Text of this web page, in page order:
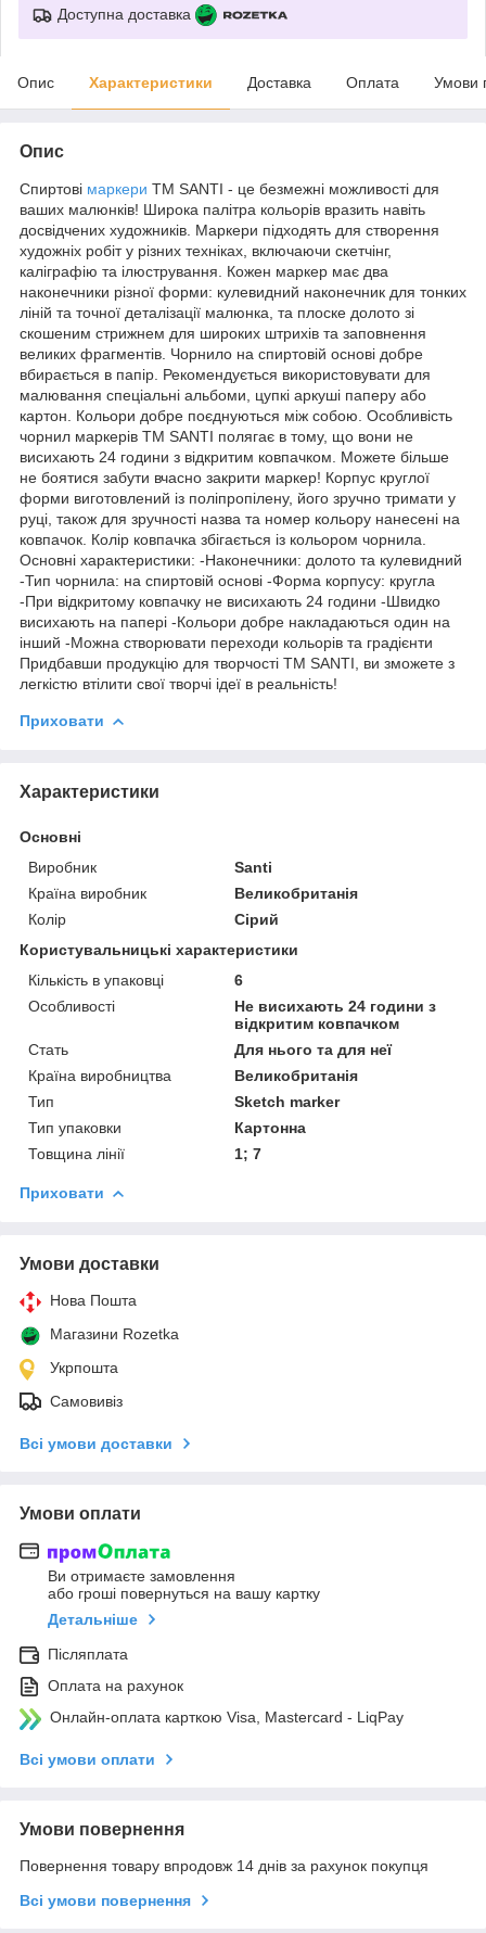
Доступна доставка
Опис Характеристики Доставка Оплата Умови
Опис
Спиртові маркери ТМ SANTI - це безмежні можливості для
ваших малюнків! Широка палітра кольорів вразить навіть
досвідчених художників. Маркери підходять для створення
художніх робіт у різних техніках, включаючи скетчінг,
каліграфію та ілюстрування. Кожен маркер має два
наконечники різної форми: кулевидний наконечник для тонких
ліній та точної деталізації малюнка, та плоске долото зі
скошеним стрижнем для широких штрихів та заповнення
великих фрагментів. Чорнило на спиртовій основі добре
вбирається в папір. Рекомендується використовувати для
малювання спеціальні альбоми, цупкі аркуші паперу або
картон. Кольори добре поєднуються між собою. Особливість
чорнил маркерів ТМ SANTI полягає в тому, що вони не
висихають 24 години з відкритим ковпачком. Можете більше
не боятися забути вчасно закрити маркер! Корпус круглої
форми виготовлений із поліпропілену, його зручно тримати у
руці, також для зручності назва та номер кольору нанесені на
ковпачок. Колір ковпачка збігається із кольором чорнила.
Основні характеристики: -Наконечники: долото та кулевидний
-Тип чорнила: на спиртовій основі -Форма корпусу: кругла
-При відкритому ковпачку не висихають 24 години -Швидко
висихають на папері -Кольори добре накладаються один на
інший -Можна створювати переходи кольорів та градієнти
Придбавши продукцію для творчості ТМ SANTI, ви зможете з
легкістю втілити свої творчі ідеї в реальність!
Приховати
Характеристики
Основні
Виробник
Santi
Країна виробник
Великобританія
Колір
Сірий
Користувальницькі характеристики
Кількість в упаковці
6
Особливості
Не висихають 24 години з
відкритим ковпачком
Стать
Для нього та для неї
Країна виробництва
Великобританія
Тип
Sketch marker
Тип упаковки
Картонна
Товщина лінії
1; 7
Приховати
Умови доставки
Нова Пошта
Магазини Rozetka
Укрпошта
Самовивіз
Всі умови доставки
Умови оплати
Ви отримаєте замовлення
або гроші повернуться на вашу картку
Детальніше
Післяплата
Оплата на рахунок
Онлайн-оплата карткою Visa, Mastercard - LiqPay
Всі умови оплати
Умови повернення
Повернення товару впродовж 14 днів за рахунок покупця
Всі умови повернення